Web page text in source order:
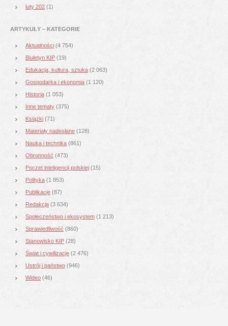
luty 202 (1)
ARTYKUŁY – KATEGORIE
Aktualności (4 754)
Biuletyn KIP (19)
Edukacja, kultura, sztuka (2 063)
Gospodarka i ekonomia (1 120)
Historia (1 053)
Inne tematy (375)
Książki (71)
Materiały nadesłane (128)
Nauka i technika (861)
Obronność (473)
Poczet inteligencji polskiej (15)
Polityka (1 853)
Publikacje (87)
Redakcja (3 634)
Społeczeństwo i ekosystem (1 213)
Sprawiedliwość (860)
Stanowisko KIP (28)
Świat i cywilizacje (2 476)
Ustrój i państwo (946)
Wideo (46)